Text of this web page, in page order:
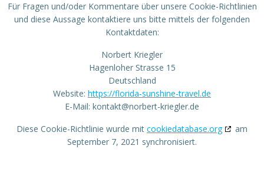
Für Fragen und/oder Kommentare über unsere Cookie-Richtlinien
und diese Aussage kontaktiere uns bitte mittels der folgenden
Kontaktdaten:
Norbert Kriegler
Hagenloher Strasse 15
Deutschland
Website: https://florida-sunshine-travel.de
E-Mail: kontakt@norbert-kriegler.de
Diese Cookie-Richtlinie wurde mit cookiedatabase.org
am
September 7, 2021 synchronisiert.